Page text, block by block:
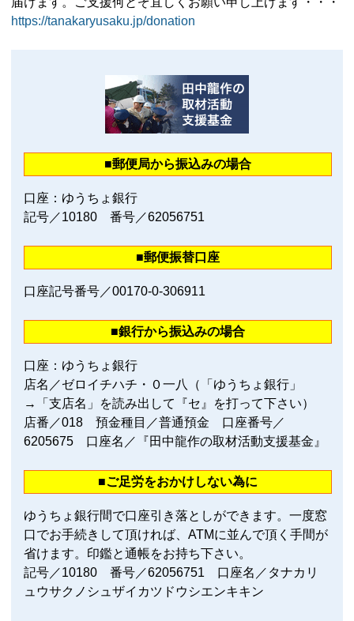
https://tanakaryusaku.jp/donation
■郵便局から振込みの場合
口座：ゆうちょ銀行
記号／10180 番号／62056751
■郵便振替口座
口座記号番号／00170‐0‐306911
■銀行から振込みの場合
口座：ゆうちょ銀行
店名／ゼロイチハチ・０一八（「ゆうちょ銀行」
→「支店名」を読み出して『セ』を打って下さい）
店番／018 預金種目／普通預金 口座番号／
6205675 口座名／『田中龍作の取材活動支援基金』
■ご足労をおかけしない為に
ゆうちょ銀行間で口座引き落としができます。一度窓
口でお手続きして頂ければ、ATMに並んで頂く手間が
省けます。印鑑と通帳をお持ち下さい。
記号／10180 番号／62056751 口座名／タナカリ
ュウサクノシュザイカツドウシエンキキン